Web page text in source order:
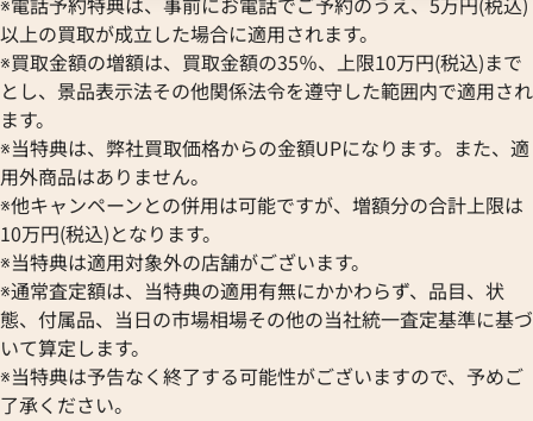
以上の買取が成立した場合に適用されます。
※買取金額の増額は、買取金額の35％、上限10万円(税込)まで
とし、景品表示法その他関係法令を遵守した範囲内で適用され
ます。
※当特典は、弊社買取価格からの金額UPになります。また、適
用外商品はありません。
※他キャンペーンとの併用は可能ですが、増額分の合計上限は
10万円(税込)となります。
※当特典は適用対象外の店舗がございます。
※通常査定額は、当特典の適用有無にかかわらず、品目、状
態、付属品、当日の市場相場その他の当社統一査定基準に基づ
いて算定します。
※当特典は予告なく終了する可能性がございますので、予めご
了承ください。